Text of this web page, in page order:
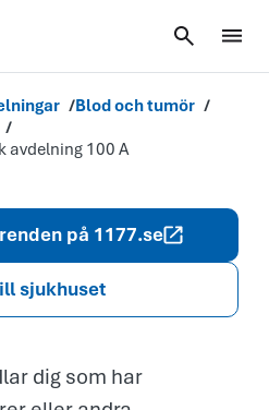
Blod och tumör
avdelning 100 A
Onkologisk-
avdelning 100
på 1177.se
sjukhuset
dig som har